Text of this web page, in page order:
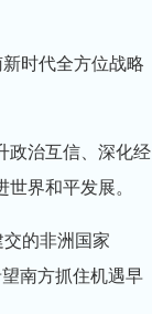
时代全方位战略
政治互信、深化经
界和平发展。
的非洲国家
南方抓住机遇早